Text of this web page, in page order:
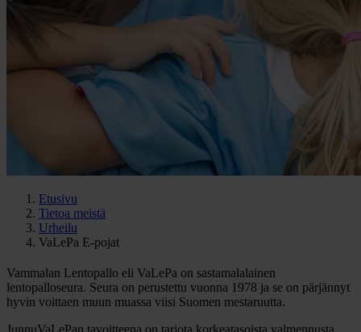
Etusivu
Tietoa meistä
Urheilu
VaLePa E-pojat
Vammalan Lentopallo eli VaLePa on sastamalalainen
lentopalloseura. Seura on perustettu vuonna 1978 ja se on pärjännyt
hyvin voittaen muun muassa viisi Suomen mestaruutta.
JunnuVaLePan tavoitteena on tarjota korkeatasoista valmennusta